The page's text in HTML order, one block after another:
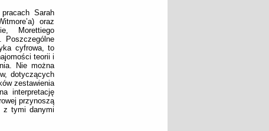
Sarah
oraz
Morettiego
Poszczególne
cyfrowa, to
teorii i
Nie można
dotyczących
zestawienia
interpretację
przynoszą
z tymi danymi